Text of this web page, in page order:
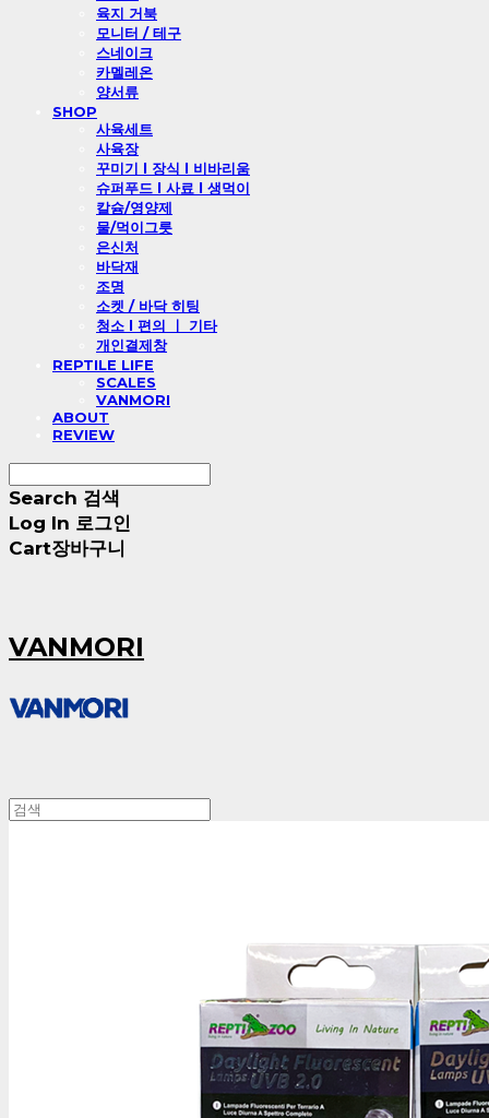
육지 거북
모니터 / 테구
스네이크
카멜레온
양서류
SHOP
사육세트
사육장
꾸미기 l 장식 l 비바리움
슈퍼푸드 l 사료 l 생먹이
칼슘/영양제
물/먹이그릇
은신처
바닥재
조명
소켓 / 바닥 히팅
청소 l 편의 ㅣ 기타
개인결제창
REPTILE LIFE
SCALES
VANMORI
ABOUT
REVIEW
Search 검색
Log In 로그인
Cart장바구니
VANMORI